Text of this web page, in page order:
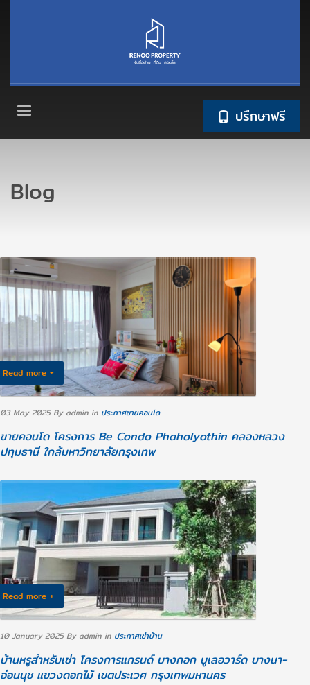
ปรึกษาฟรี
Blog
Read more +
03 May 2025 By admin in ประกาศขายคอนโด
ขายคอนโด โครงการ Be Condo Phaholyothin คลองหลวง
ปทุมธานี ใกล้มหาวิทยาลัยกรุงเทพ
Read more +
10 January 2025 By admin in ประกาศเช่าบ้าน
บ้านหรูสำหรับเช่า โครงการแกรนด์ บางกอก บูเลอวาร์ด บางนา-
อ่อนนุช แขวงดอกไม้ เขตประเวศ กรุงเทพมหานคร